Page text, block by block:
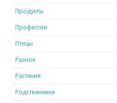
Продукты
Профессии
Птицы
Разное
Растения
Родственники